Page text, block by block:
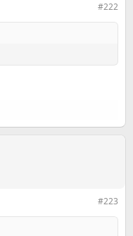
#222
#223